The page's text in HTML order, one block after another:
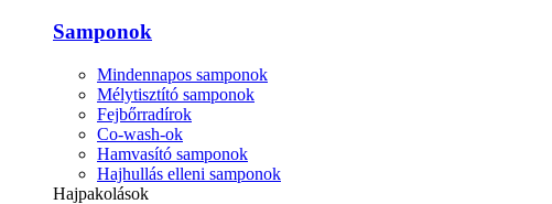
Samponok
Mindennapos samponok
Mélytisztító samponok
Fejbőrradírok
Co-wash-ok
Hamvasító samponok
Hajhullás elleni samponok
Hajpakolások